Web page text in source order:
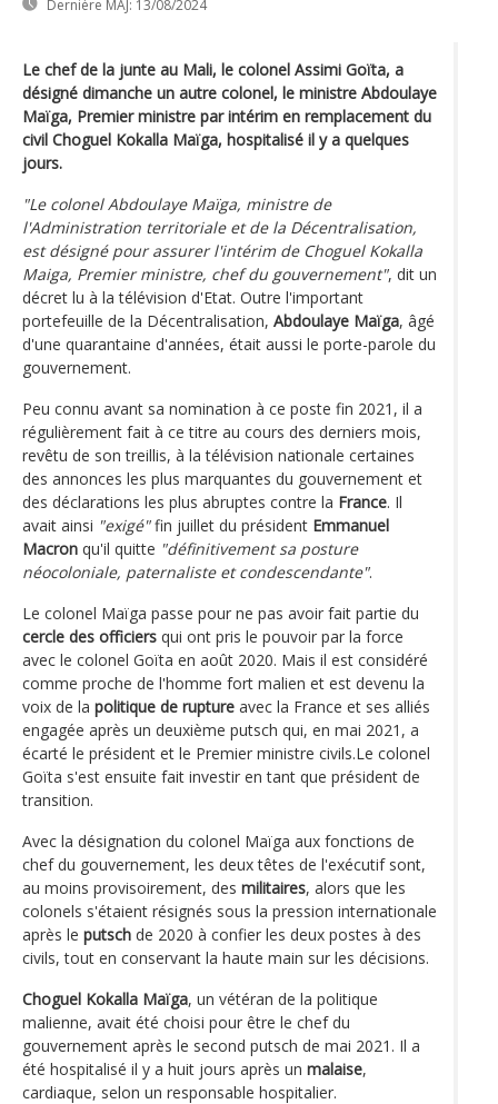
Dernière MAJ: 13/08/2024
Le chef de la junte au Mali, le colonel Assimi Goïta, a
désigné dimanche un autre colonel, le ministre Abdoulaye
Maïga, Premier ministre par intérim en remplacement du
civil Choguel Kokalla Maïga, hospitalisé il y a quelques
jours.
"Le colonel Abdoulaye Maïga, ministre de
l'Administration territoriale et de la Décentralisation,
est désigné pour assurer l'intérim de Choguel Kokalla
Maiga, Premier ministre, chef du gouvernement", dit un
décret lu à la télévision d'Etat. Outre l'important
portefeuille de la Décentralisation, Abdoulaye Maïga, âgé
d'une quarantaine d'années, était aussi le porte-parole du
gouvernement.
Peu connu avant sa nomination à ce poste fin 2021, il a
régulièrement fait à ce titre au cours des derniers mois,
revêtu de son treillis, à la télévision nationale certaines
des annonces les plus marquantes du gouvernement et
des déclarations les plus abruptes contre la France. Il
avait ainsi "exigé"fin juillet du président Emmanuel
Macron qu'il quitte "définitivement sa posture
néocoloniale, paternaliste et condescendante".
Le colonel Maïga passe pour ne pas avoir fait partie du
cercle des officiers qui ont pris le pouvoir par la force
avec le colonel Goïta en août 2020. Mais il est considéré
comme proche de l'homme fort malien et est devenu la
voix de la politique de rupture avec la France et ses alliés
engagée après un deuxième putsch qui, en mai 2021, a
écarté le président et le Premier ministre civils.Le colonel
Goïta s'est ensuite fait investir en tant que président de
transition.
Avec la désignation du colonel Maïga aux fonctions de
chef du gouvernement, les deux têtes de l'exécutif sont,
au moins provisoirement, des militaires, alors que les
colonels s'étaient résignés sous la pression internationale
après le putsch de 2020 à confier les deux postes à des
civils, tout en conservant la haute main sur les décisions.
Choguel Kokalla Maïga, un vétéran de la politique
malienne, avait été choisi pour être le chef du
gouvernement après le second putsch de mai 2021. Il a
été hospitalisé il y a huit jours après un malaise,
cardiaque, selon un responsable hospitalier.